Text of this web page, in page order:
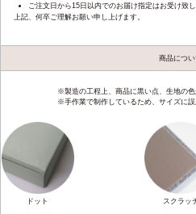
ご注文日から15日以内でのお届け指定はお受け致し
上記、何卒ご理解お願い申し上げます。
商品につい
※製造の工程上、商品に黒い点、生地の色
※手作業で制作しているため、サイズに誤
ドット スクラッ